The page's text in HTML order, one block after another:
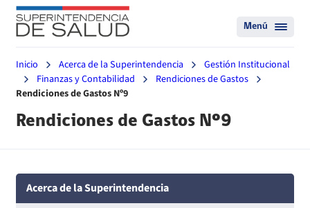
Menú
Inicio Acerca de la Superintendencia
Gestión Institucional
Finanzas y Contabilidad
Rendiciones de Gastos
Rendiciones de Gastos Nº9
Rendiciones de Gastos Nº9
Acerca de la Superintendencia